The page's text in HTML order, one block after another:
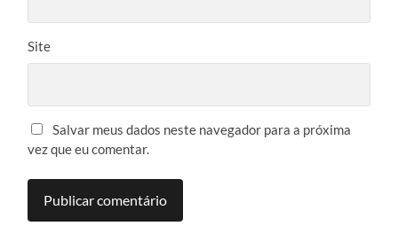
Site
Salvar meus dados neste navegador para a próxima
vez que eu comentar.